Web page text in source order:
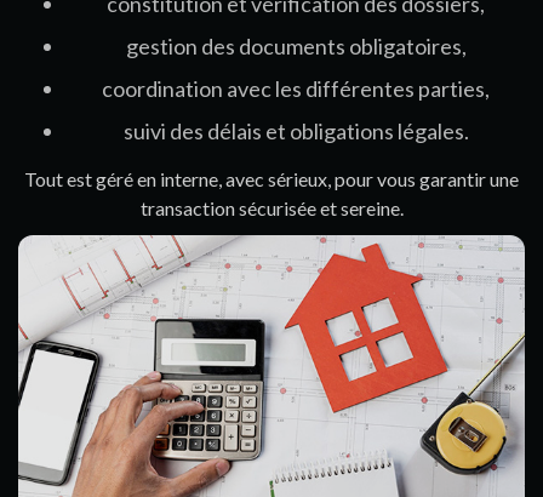
gestion des documents obligatoires,
coordination avec les différentes parties,
suivi des délais et obligations légales.
Tout est géré en interne, avec sérieux, pour vous garantir une
transaction sécurisée et sereine.